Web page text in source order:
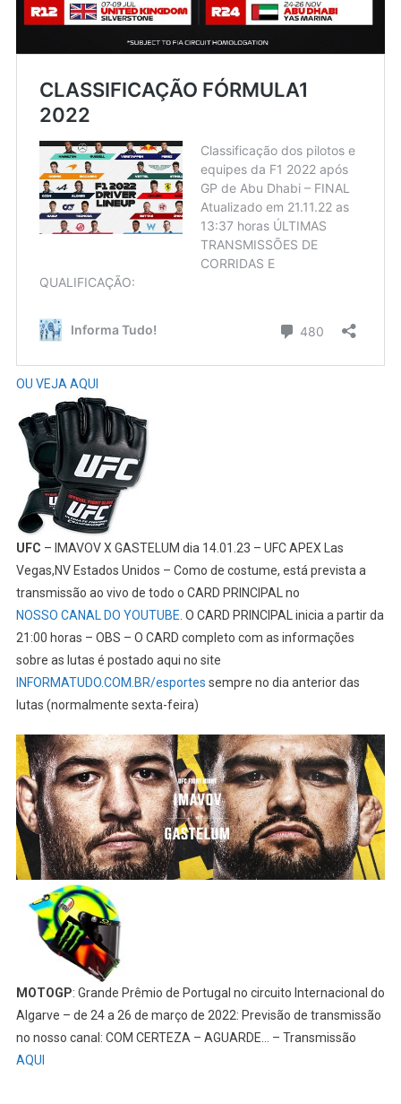
OU VEJA AQUI
UFC – IMAVOV X GASTELUM dia 14.01.23 – UFC APEX Las
Vegas,NV Estados Unidos – Como de costume, está prevista a
transmissão ao vivo de todo o CARD PRINCIPAL no
NOSSO CANAL DO YOUTUBE . O CARD PRINCIPAL inicia a partir da
21:00 horas – OBS – O CARD completo com as informações
sobre as lutas é postado aqui no site
INFORMATUDO.COM.BR/esportes sempre no dia anterior das
lutas (normalmente sexta-feira)
MOTOGP: Grande Prêmio de Portugal no circuito Internacional do
Algarve – de 24 a 26 de março de 2022: Previsão de transmissão
no nosso canal: COM CERTEZA – AGUARDE… – Transmissão
AQUI